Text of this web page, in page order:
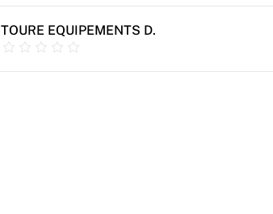
TOURE EQUIPEMENTS D.